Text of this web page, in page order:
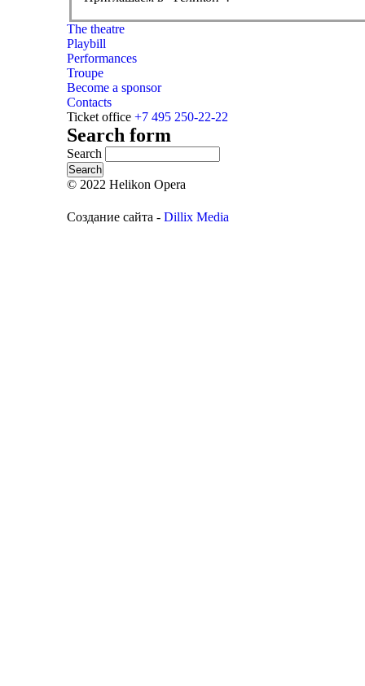
The theatre
Playbill
Performances
Troupe
Become a sponsor
Contacts
Ticket office +7 495 250-22-22
Search form
Search
© 2022 Helikon Opera
Создание сайта - Dillix Media